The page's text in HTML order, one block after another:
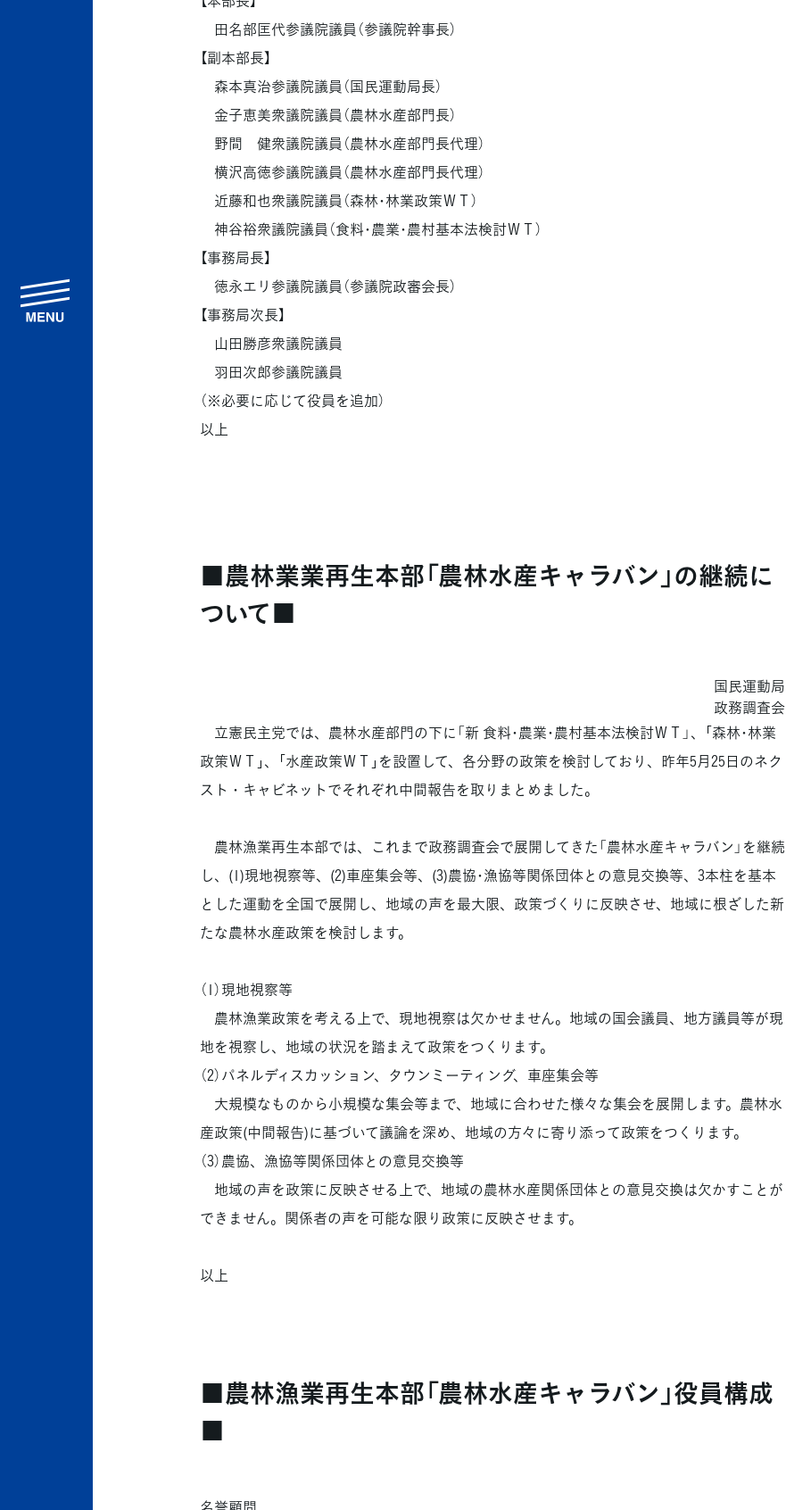
田名部匡代参議院議員（参議院幹事長）
【副本部長】
森本真治参議院議員（国民運動局長）
金子恵美衆議院議員（農林水産部門長）
野間 健衆議院議員（農林水産部門長代理）
横沢高徳参議院議員（農林水産部門長代理）
近藤和也衆議院議員（森林･林業政策ＷＴ）
神谷裕衆議院議員（食料･農業･農村基本法検討ＷＴ）
【事務局長】
徳永エリ参議院議員（参議院政審会長）
【事務局次長】
山田勝彦衆議院議員
羽田次郎参議院議員
（※必要に応じて役員を追加）
以上
■農林業業再生本部「農林水産キャラバン」の継続に
ついて■
国民運動局
政務調査会
立憲民主党では、農林水産部門の下に「新 食料･農業･農村基本法検討ＷＴ」、｢森林･林業
政策ＷＴ｣、｢水産政策ＷＴ｣を設置して、各分野の政策を検討しており、昨年5月25日のネク
スト・キャビネットでそれぞれ中間報告を取りまとめました。
農林漁業再生本部では、これまで政務調査会で展開してきた「農林水産キャラバン」を継続
し、(1)現地視察等、(2)車座集会等、(3)農協･漁協等関係団体との意見交換等、3本柱を基本
とした運動を全国で展開し、地域の声を最大限、政策づくりに反映させ、地域に根ざした新
たな農林水産政策を検討します。
（1）現地視察等
農林漁業政策を考える上で、現地視察は欠かせません。地域の国会議員、地方議員等が現
地を視察し、地域の状況を踏まえて政策をつくります。
（2）パネルディスカッション、タウンミーティング、車座集会等
大規模なものから小規模な集会等まで、地域に合わせた様々な集会を展開します。農林水
産政策(中間報告)に基づいて議論を深め、地域の方々に寄り添って政策をつくります。
（3）農協、漁協等関係団体との意見交換等
地域の声を政策に反映させる上で、地域の農林水産関係団体との意見交換は欠かすことが
できません。関係者の声を可能な限り政策に反映させます。
以上
■農林漁業再生本部「農林水産キャラバン」役員構成
■